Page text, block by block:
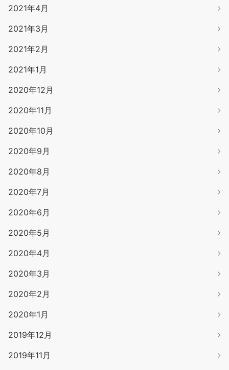
2021年4月
2021年3月
2021年2月
2021年1月
2020年12月
2020年11月
2020年10月
2020年9月
2020年8月
2020年7月
2020年6月
2020年5月
2020年4月
2020年3月
2020年2月
2020年1月
2019年12月
2019年11月